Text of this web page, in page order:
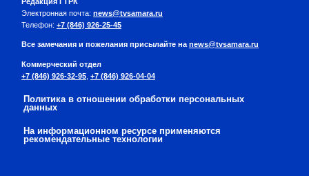
Электронная почта: news@tvsamara.ru
Телефон: +7 (846) 926-25-45
Все замечания и пожелания присылайте наnews@tvsamara.ru
Коммерческий отдел
+7 (846) 926-32-95 +7 (846) 926-04-04
Политика в отношении обработки персональных
данных
На информационном ресурсе применяются
рекомендательные технологии